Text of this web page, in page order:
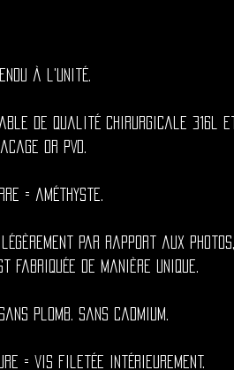
à l'unité.
de qualité chirurgicale 316l
or PVD.
= améthyste.
par rapport aux photos,
fabriquée de manière unique.
plomb. Sans cadmium.
= vis filetée intérieurement.